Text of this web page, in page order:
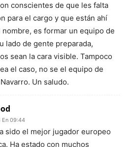
conscientes de que les falta
para el cargo y que están ahí
nombre, es formar un equipo de
lado de gente preparada,
sean la cara visible. Tampoco
el caso, no se el equipo de
Un saludo.
En 09:44
sido el mejor jugador europeo
Ha estado con muchos